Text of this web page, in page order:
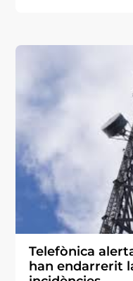
Telefònica
han endarrerit